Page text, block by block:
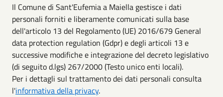
Il Comune di Sant'Eufemia a Maiella gestisce i dati
personali forniti e liberamente comunicati sulla base
dell'articolo 13 del Regolamento (UE) 2016/679 General
data protection regulation (Gdpr) e degli articoli 13 e
successive modifiche e integrazione del decreto legislativo
(di seguito d.lgs) 267/2000 (Testo unico enti locali).
Per i dettagli sul trattamento dei dati personali consulta
l'informativa della privacy.